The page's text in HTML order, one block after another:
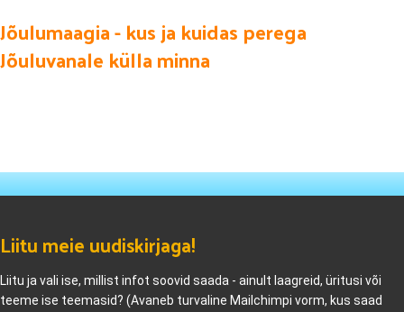
Jõulumaagia - kus ja kuidas perega
Jõuluvanale külla minna
Liitu meie uudiskirjaga!
Liitu ja vali ise, millist infot soovid saada - ainult laagreid, üritusi või
teeme ise teemasid? (Avaneb turvaline Mailchimpi vorm, kus saad